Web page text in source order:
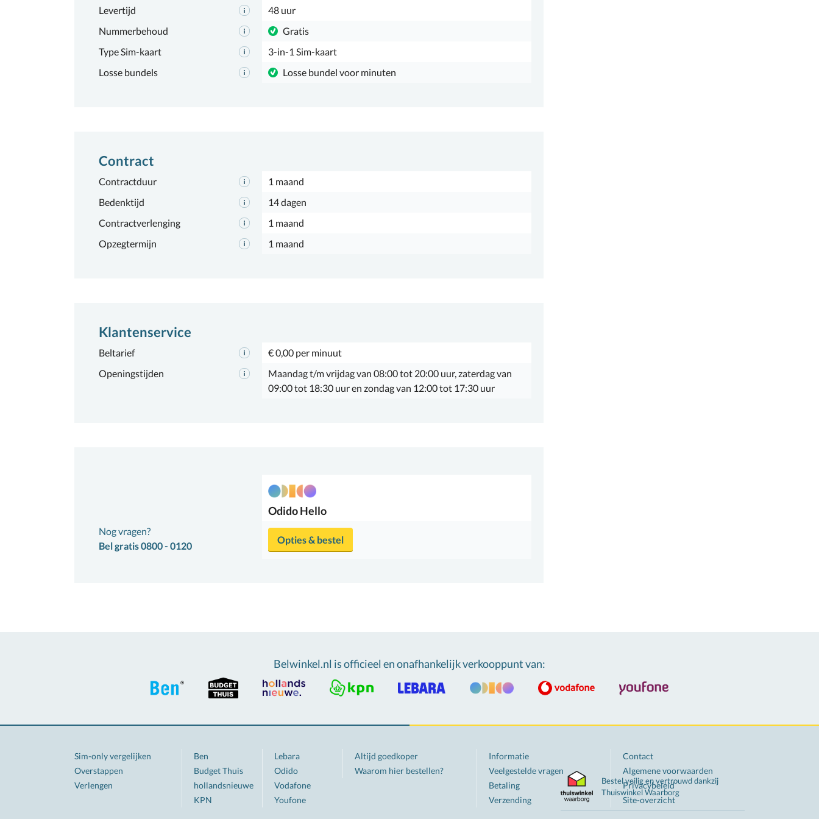
Levertijd
48 uur
Nummerbehoud
Gratis
Type Sim-kaart
3-in-1 Sim-kaart
Losse bundels
Losse bundel voor minuten
Contract
Contractduur
1 maand
Bedenktijd
14 dagen
Contractverlenging
1 maand
Opzegtermijn
1 maand
Klantenservice
Beltarief
€ 0,00 per minuut
Openingstijden
Maandag t/m vrijdag van 08:00 tot 20:00 uur, zaterdag van
09:00 tot 18:30 uur en zondag van 12:00 tot 17:30 uur
OdidoHello
Nog vragen?
Bel gratis 0800 - 0120
Opties & bestel
Bestel veilig en vertrouwd dankzij
ThuiswinkelWaarborg
Belwinkel.nl is officieel en onafhankelijk verkooppunt van:
Sim-only vergelijken
Overstappen
Verlengen
Ben
Budget Thuis
hollandsnieuwe
KPN
Lebara
Odido
Vodafone
Youfone
Altijd goedkoper
Waarom hier bestellen?
Informatie
Veelgestelde vragen
Betaling
Verzending
Contact
Algemene voorwaarden
Privacybeleid
Site-overzicht